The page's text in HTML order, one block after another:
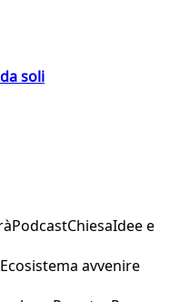
soli
PodcastChiesaIdee e
Ecosistema avvenire